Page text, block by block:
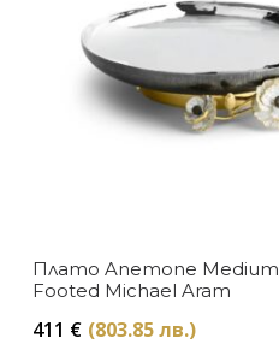
Плато Anemone Medium
Footed Michael Aram
411 € (803.85 лв.)